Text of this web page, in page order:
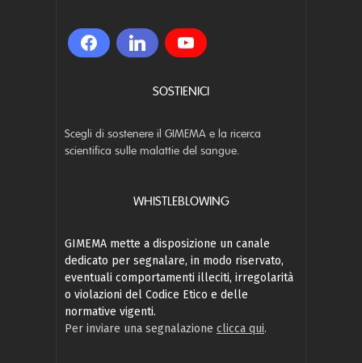
SOSTIENICI
Scegli di sostenere il GIMEMA e la ricerca
scientifica sulle malattie del sangue.
WHISTLEBLOWING
GIMEMA mette a disposizione un canale
dedicato per segnalare, in modo riservato,
eventuali comportamenti illeciti, irregolarità
o violazioni del Codice Etico e delle
normative vigenti.
Per inviare una segnalazione clicca qui.